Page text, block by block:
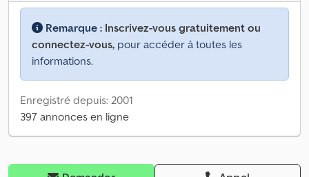
Remarque : Inscrivez-vous gratuitement ou
connectez-vous, pour accéder à toutes les
informations.
Enregistré depuis: 2001
397 annonces en ligne